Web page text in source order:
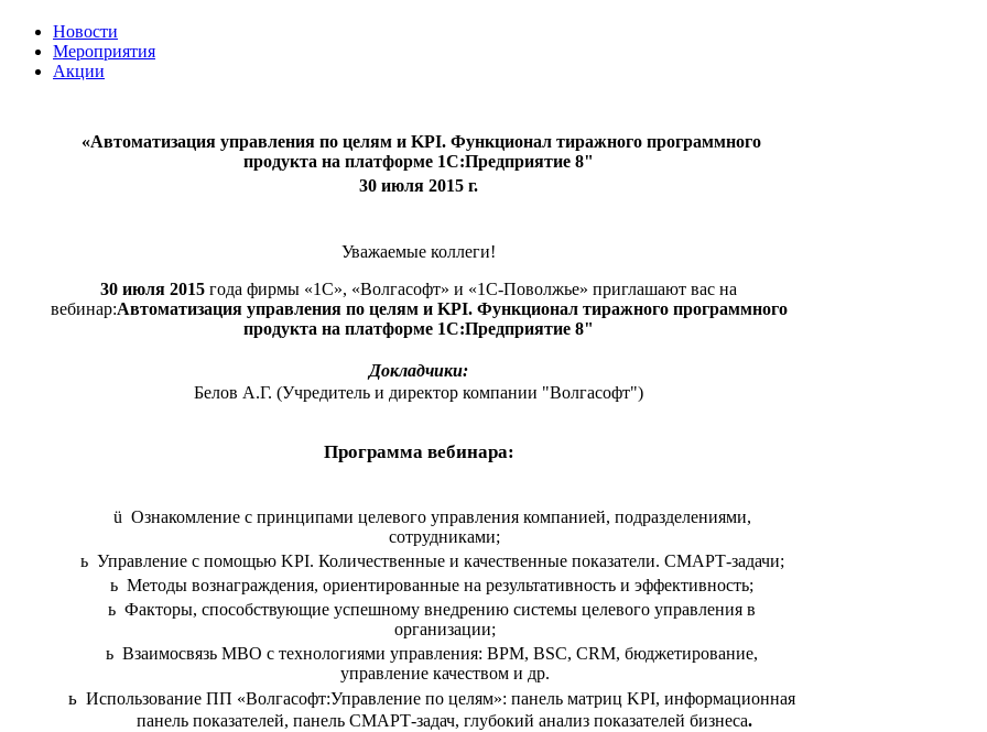
Новости
Мероприятия
Акции
«Автоматизация управления по целям и KPI. Функционал тиражного программного
продукта на платформе 1С:Предприятие 8"
30 июля 2015 г.
Уважаемые коллеги!
30 июля 2015года фирмы «1С», «Волгасофт» и «1С-Поволжье» приглашают вас на
вебинар:Автоматизация управления по целям и KPI. Функционал тиражного программного
продукта на платформе 1С:Предприятие 8"
Докладчики:
Белов А.Г. (Учредитель и директор компании "Волгасофт")
Программа вебинара:
ü Ознакомление с принципами целевого управления компанией, подразделениями,
сотрудниками;
ь Управление с помощью KPI. Количественные и качественные показатели. СМАРТ-задачи;
ь Методы вознаграждения, ориентированные на результативность и эффективность;
ь Факторы, способствующие успешному внедрению системы целевого управления в
организации;
ь ВзаимосвязьMBO с технологиями управления:BPM,BSC,CRM, бюджетирование,
управление качеством и др.
ь Использование ПП «Волгасофт:Управление по целям»: панель матрицKPI, информационная
панель показателей, панель СМАРТ-задач, глубокий анализ показателей бизнеса.